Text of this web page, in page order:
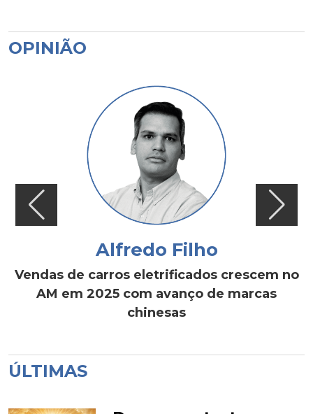
OPINIÃO
Alfredo Filho
Vendas de carros eletrificados crescem no
AM em 2025 com avanço de marcas
chinesas
ÚLTIMAS